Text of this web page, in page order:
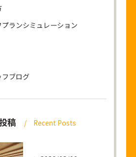
プランシミュレーション
フブログ
稿 Recent Posts